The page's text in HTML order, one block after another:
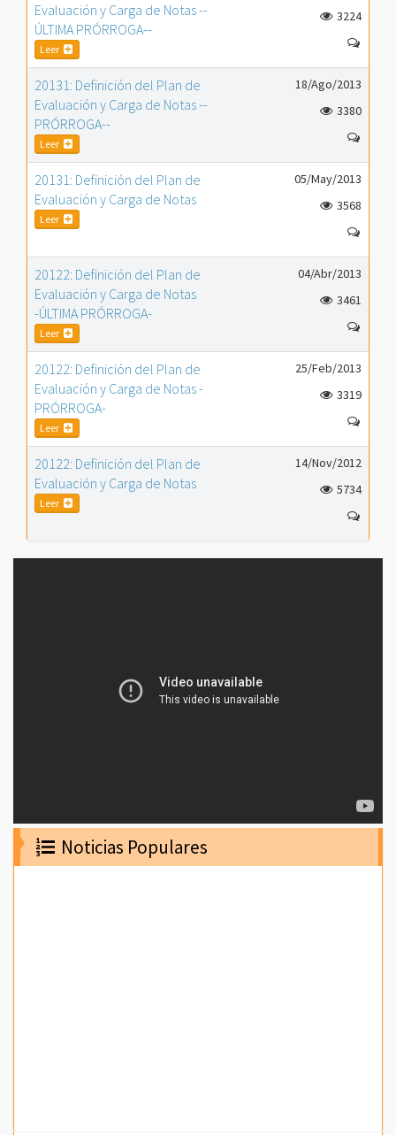
Evaluación y Carga de Notas --
ÚLTIMA PRÓRROGA--
Leer
3224
20131: Definición del Plan de
Evaluación y Carga de Notas --
PRÓRROGA--
Leer
18/Ago/2013
3380
20131: Definición del Plan de
Evaluación y Carga de Notas
Leer
05/May/2013
3568
20122: Definición del Plan de
Evaluación y Carga de Notas
-ÚLTIMA PRÓRROGA-
Leer
04/Abr/2013
3461
20122: Definición del Plan de
Evaluación y Carga de Notas -
PRÓRROGA-
Leer
25/Feb/2013
3319
20122: Definición del Plan de
Evaluación y Carga de Notas
Leer
14/Nov/2012
5734
Noticias Populares